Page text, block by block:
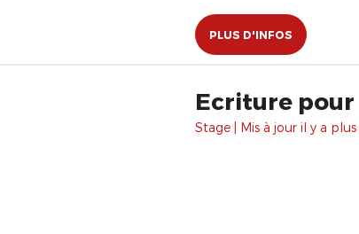
PLUS D'INFOS
Ecriture
Stage | Mis à jour il y a plus